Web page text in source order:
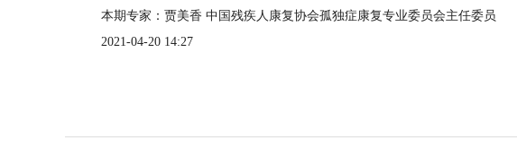
本期专家：贾美香 中国残疾人康复协会孤独症康复专业委员会主任委员
2021-04-20 14:27